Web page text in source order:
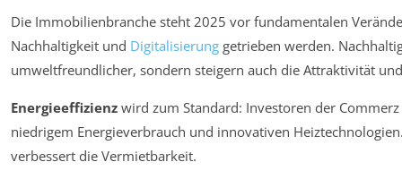
Die Immobilienbranche steht 2025 vor fundamentalen
Nachhaltigkeit und Digitalisierung getrieben werden.
umweltfreundlicher, sondern steigern auch die Attraktivität
Energieeffizienz wird zum Standard: Investoren der
niedrigem Energieverbrauch und innovativen
verbessert die Vermietbarkeit.